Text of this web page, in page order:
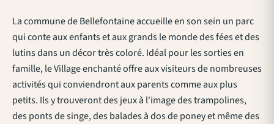
La commune de Bellefontaine accueille en son sein un parc
qui conte aux enfants et aux grands le monde des fées et des
lutins dans un décor très coloré. Idéal pour les sorties en
famille, le Village enchanté offre aux visiteurs de nombreuses
activités qui conviendront aux parents comme aux plus
petits. Ils y trouveront des jeux à l'image des trampolines,
des ponts de singe, des balades à dos de poney et même des